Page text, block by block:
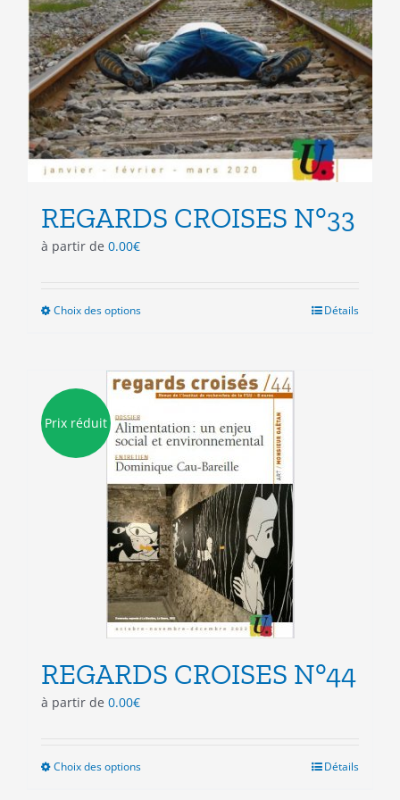
REGARDS CROISES N°33
à partir de 0.00€
Choix des optionsCe
plusieurs
variations.
options
peuvent
être
choisies
sur
la
page
du
produit
Détails
Prix réduit
REGARDS CROISES N°44
à partir de 0.00€
Choix des optionsCe
Détails